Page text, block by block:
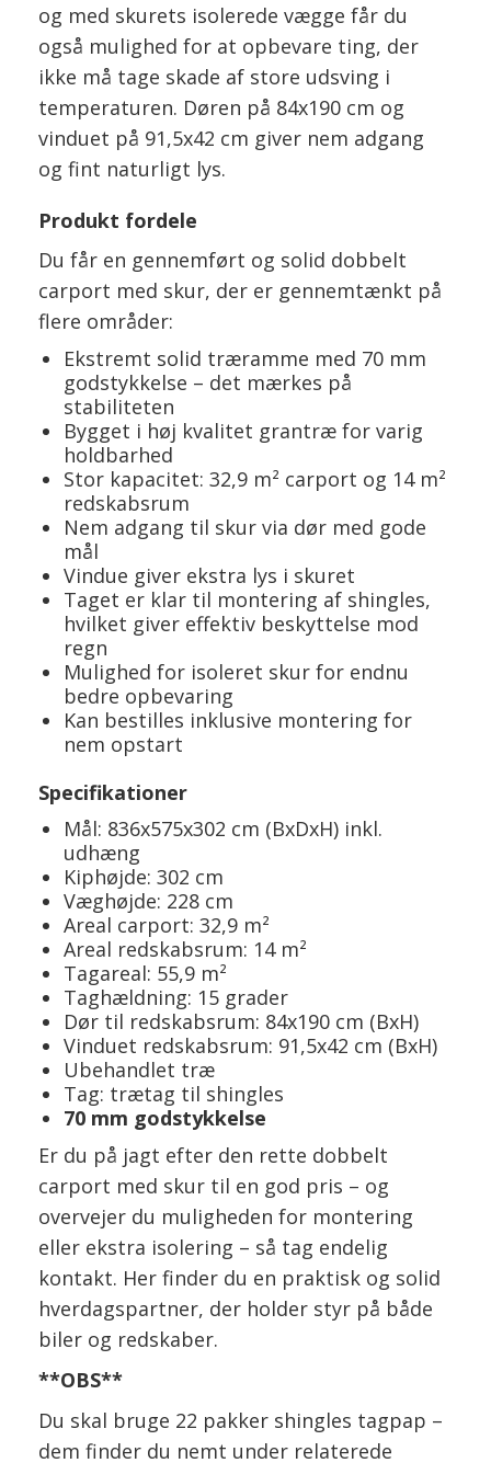
og med skurets isolerede vægge får du
også mulighed for at opbevare ting, der
ikke må tage skade af store udsving i
temperaturen. Døren på 84x190 cm og
vinduet på 91,5x42 cm giver nem adgang
og fint naturligt lys.
Produkt fordele
Du får en gennemført og solid dobbelt
carport med skur, der er gennemtænkt på
flere områder:
Ekstremt solid træramme med 70 mm
godstykkelse – det mærkes på
stabiliteten
Bygget i høj kvalitet grantræ for varig
holdbarhed
Stor kapacitet: 32,9 m² carport og 14 m²
redskabsrum
Nem adgang til skur via dør med gode
mål
Vindue giver ekstra lys i skuret
Taget er klar til montering af shingles,
hvilket giver effektiv beskyttelse mod
regn
Mulighed for isoleret skur for endnu
bedre opbevaring
Kan bestilles inklusive montering for
nem opstart
Specifikationer
Mål: 836x575x302 cm (BxDxH) inkl.
udhæng
Kiphøjde: 302 cm
Væghøjde: 228 cm
Areal carport: 32,9 m²
Areal redskabsrum: 14 m²
Tagareal: 55,9 m²
Taghældning: 15 grader
Dør til redskabsrum: 84x190 cm (BxH)
Vinduet redskabsrum: 91,5x42 cm (BxH)
Ubehandlet træ
Tag: trætag til shingles
70 mm godstykkelse
Er du på jagt efter den rette dobbelt
carport med skur til en god pris – og
overvejer du muligheden for montering
eller ekstra isolering – så tag endelig
kontakt. Her finder du en praktisk og solid
hverdagspartner, der holder styr på både
biler og redskaber.
**OBS**
Du skal bruge 22 pakker shingles tagpap –
dem finder du nemt under relaterede